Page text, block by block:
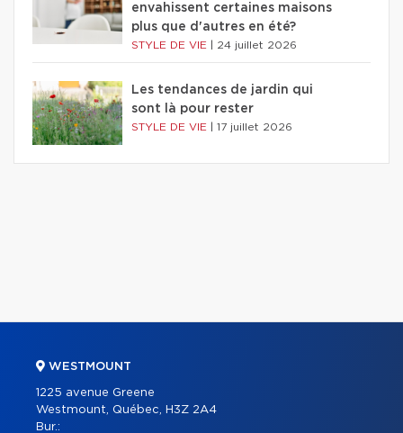
envahissent certaines maisons
plus que d'autres en été?
STYLE DE VIE 24 juillet 2026
Les tendances de jardin qui
sont là pour rester
STYLE DE VIE 17 juillet 2026
WESTMOUNT
1225 avenue Greene
Westmount, Québec, H3Z 2A4
Bur.: